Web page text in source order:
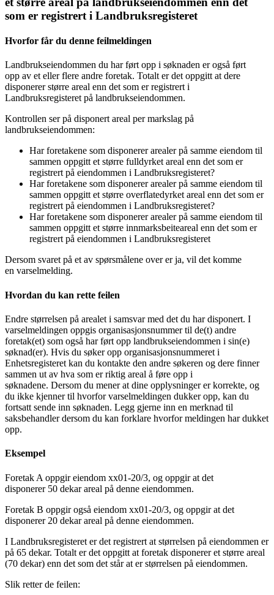
som er registrert i Landbruksregisteret
Hvorfor får du denne feilmeldingen
Landbrukseiendommen du har ført opp i søknaden er også ført
opp av et eller flere andre foretak. Totalt er det oppgitt at dere
disponerer større areal enn det som er registrert i
Landbruksregisteret på landbrukseiendommen.
Kontrollen ser på disponert areal per markslag på
landbrukseiendommen:
Har foretakene som disponerer arealer på samme eiendom til
sammen oppgitt et større fulldyrket areal enn det som er
registrert på eiendommen i Landbruksregisteret?
Har foretakene som disponerer arealer på samme eiendom til
sammen oppgitt et større overflatedyrket areal enn det som er
registrert på eiendommen i Landbruksregisteret?
Har foretakene som disponerer arealer på samme eiendom til
sammen oppgitt et større innmarksbeiteareal enn det som er
registrert på eiendommen i Landbruksregisteret
Dersom svaret på et av spørsmålene over er ja, vil det komme
en varselmelding.
Hvordan du kan rette feilen
Endre størrelsen på arealet i samsvar med det du har disponert. I
varselmeldingen oppgis organisasjonsnummer til de(t) andre
foretak(et) som også har ført opp landbrukseiendommen i sin(e)
søknad(er). Hvis du søker opp organisasjonsnummeret i
Enhetsregisteret kan du kontakte den andre søkeren og dere finner
sammen ut av hva som er riktig areal å føre opp i
søknadene. Dersom du mener at dine opplysninger er korrekte, og
du ikke kjenner til hvorfor varselmeldingen dukker opp, kan du
fortsatt sende inn søknaden. Legg gjerne inn en merknad til
saksbehandler dersom du kan forklare hvorfor meldingen har dukket
opp.
Eksempel
Foretak A oppgir eiendom xx01-20/3, og oppgir at det
disponerer 50 dekar areal på denne eiendommen.
Foretak B oppgir også eiendom xx01-20/3, og oppgir at det
disponerer 20 dekar areal på denne eiendommen.
I Landbruksregisteret er det registrert at størrelsen på eiendommen er
på 65 dekar. Totalt er det oppgitt at foretak disponerer et større areal
(70 dekar) enn det som det står at er størrelsen på eiendommen.
Slik retter de feilen: